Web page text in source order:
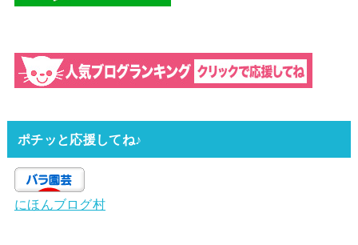
ポチッと応援してね♪
にほんブログ村